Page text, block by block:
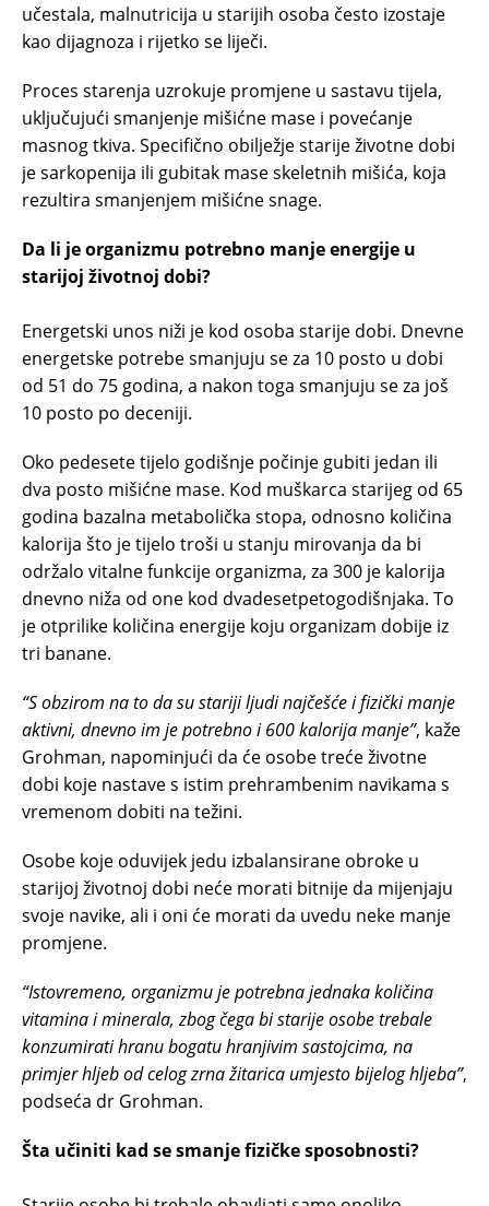
učestala, malnutricija u starijih osoba često izostaje
kao dijagnoza i rijetko se liječi.
Proces starenja uzrokuje promjene u sastavu tijela,
uključujući smanjenje mišićne mase i povećanje
masnog tkiva. Specifično obilježje starije životne dobi
je sarkopenija ili gubitak mase skeletnih mišića, koja
rezultira smanjenjem mišićne snage.
Da li je organizmu potrebno manje energije u
starijoj životnoj dobi?
Energetski unos niži je kod osoba starije dobi. Dnevne
energetske potrebe smanjuju se za 10 posto u dobi
od 51 do 75 godina, a nakon toga smanjuju se za još
10 posto po deceniji.
Oko pedesete tijelo godišnje počinje gubiti jedan ili
dva posto mišićne mase. Kod muškarca starijeg od 65
godina bazalna metabolička stopa, odnosno količina
kalorija što je tijelo troši u stanju mirovanja da bi
održalo vitalne funkcije organizma, za 300 je kalorija
dnevno niža od one kod dvadesetpetogodišnjaka. To
je otprilike količina energije koju organizam dobije iz
tri banane.
“S obzirom na to da su stariji ljudi najčešće i fizički manje
aktivni, dnevno im je potrebno i 600 kalorija manje”, kaže
Grohman, napominjući da će osobe treće životne
dobi koje nastave s istim prehrambenim navikama s
vremenom dobiti na težini.
Osobe koje oduvijek jedu izbalansirane obroke u
starijoj životnoj dobi neće morati bitnije da mijenjaju
svoje navike, ali i oni će morati da uvedu neke manje
promjene.
“Istovremeno, organizmu je potrebna jednaka količina
vitamina i minerala, zbog čega bi starije osobe trebale
konzumirati hranu bogatu hranjivim sastojcima, na
primjer hljeb od celog zrna žitarica umjesto bijelog hljeba”,
podseća dr Grohman.
Šta učiniti kad se smanje fizičke sposobnosti?